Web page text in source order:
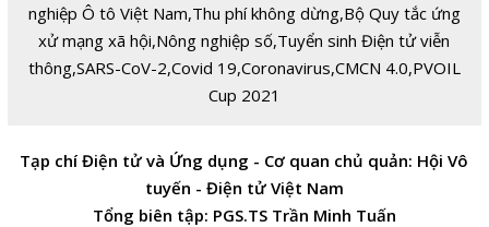
nghiệp Ô tô Việt Nam,Thu phí không dừng,Bộ Quy tắc ứng
xử mạng xã hội,Nông nghiệp số,Tuyển sinh Điện tử viễn
thông,SARS-CoV-2,Covid 19,Coronavirus,CMCN 4.0,PVOIL
Cup 2021
Tạp chí Điện tử và Ứng dụng - Cơ quan chủ quản: Hội Vô
tuyến - Điện tử Việt Nam
Tổng biên tập: PGS.TS Trần Minh Tuấn